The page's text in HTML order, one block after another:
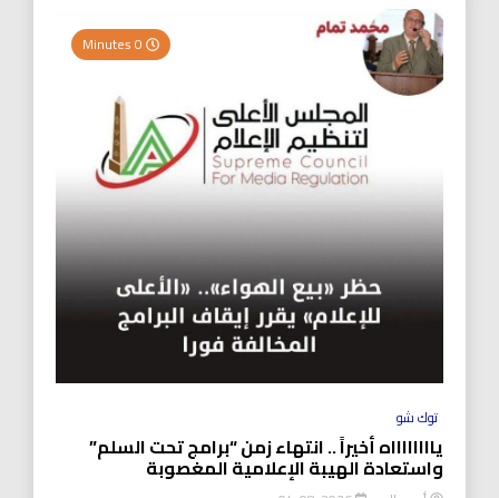
توك شو
يااااااااه أخيراً .. انتهاء زمن “برامج تحت السلم”
واستعادة الهيبة الإعلامية المغصوبة